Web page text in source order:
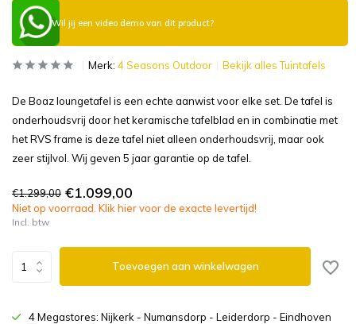
Wil jij een video demo van dit product?
Merk: 4 Seasons Outdoor Bekijk alles Tuintafels
De Boaz loungetafel is een echte aanwist voor elke set. De tafel is
onderhoudsvrij door het keramische tafelblad en in combinatie met
het RVS frame is deze tafel niet alleen onderhoudsvrij, maar ook
zeer stijlvol. Wij geven 5 jaar garantie op de tafel.
€1.299,00 €1.099,00
Niet op voorraad. Klik hier voor de exacte levertijd!
Incl. btw
Toevoegen aan winkelwagen
4 Megastores: Nijkerk - Numansdorp - Leiderdorp - Eindhoven